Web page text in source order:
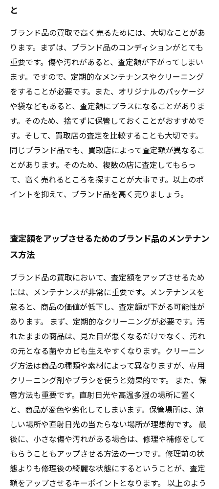
と
ブランド品の買取で高く売るためには、大切なことがあ
ります。まずは、ブランド品のコンディションがとても
重要です。傷や汚れがあると、査定額が下がってしまい
ます。ですので、定期的なメンテナンスやクリーニング
をすることが必要です。また、オリジナルのパッケージ
や袋などもあると、査定額にプラスになることがありま
す。そのため、捨てずに保管しておくことがおすすめで
す。そして、買取店の査定を比較することも大切です。
同じブランド品でも、買取店によって査定額が異なるこ
とがあります。そのため、複数の店に査定してもらっ
て、高く売れるところを探すことが大事です。以上のポ
イントを抑えて、ブランド品を高く売りましょう。
査定額をアップさせるためのブランド品のメンテナン
ス方法
ブランド品の買取において、査定額をアップさせるため
には、メンテナンスが非常に重要です。メンテナンスを
怠ると、商品の価値が低下し、査定額が下がる可能性が
あります。 まず、定期的なクリーニングが必要です。汚
れたままの商品は、見た目が悪くなるだけでなく、汚れ
の元となる菌やカビも生えやすくなります。クリーニン
グ方法は商品の種類や素材によって異なりますが、専用
クリーニング剤やブラシを使うと効果的です。 また、保
管方法も重要です。直射日光や高温多湿の場所に置く
と、商品が変色や劣化してしまいます。保管場所は、涼
しい場所や直射日光の当たらない場所が理想的です。 最
後に、小さな傷や汚れがある場合は、修理や補修をして
もらうこともアップさせる方法の一つです。修理前の状
態よりも修理後の綺麗な状態にするということが、査定
額をアップさせるキーポイントとなります。 以上のよう